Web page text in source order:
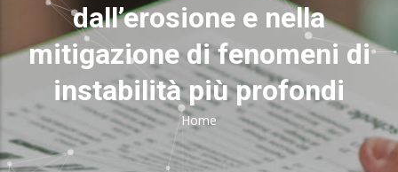
dall’erosione e nella
mitigazione di fenomeni di
instabilità più profondi
Breadcrumb
Home